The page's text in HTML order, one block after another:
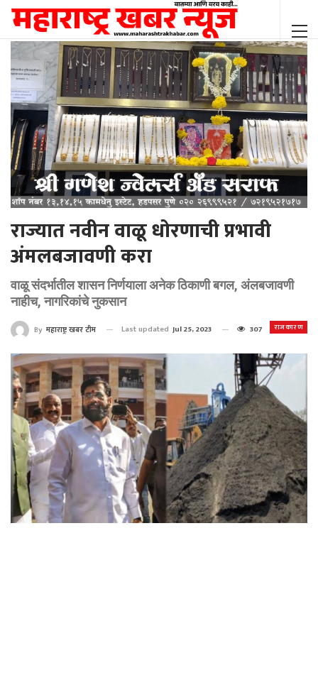
राज्यात नवीन वाळू धोरणाची प्रभावी
अंमलबजावणी करा
वाळू संदर्भातील शासन निर्णयाला अनेक ठिकाणी बगल, अंलबजावणी
नाहीच, नागरिकांचे नुकसान
राजकारण
By महाराष्ट्र खबर टीम Last updated Jul 25, 2023 307